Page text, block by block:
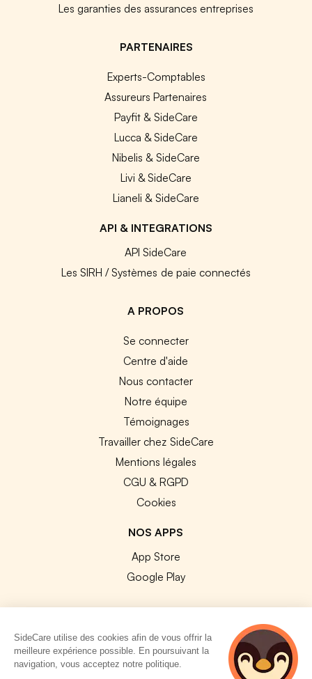
Les garanties des assurances entreprises
PARTENAIRES
Experts-Comptables
Assureurs Partenaires
Payfit & SideCare
Lucca & SideCare
Nibelis & SideCare
Livi & SideCare
Lianeli & SideCare
API & INTEGRATIONS
API SideCare
Les SIRH / Systèmes de paie connectés
A PROPOS
Se connecter
Centre d'aide
Nous contacter
Notre équipe
Témoignages
Travailler chez SideCare
Mentions légales
CGU & RGPD
Cookies
NOS APPS
App Store
Google Play
© 2026 SideCare. Tous droits réservés.
SideCare utilise des cookies afin de vous offrir la
meilleure expérience possible. En poursuivant la
navigation, vous acceptez notre politique.